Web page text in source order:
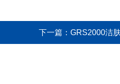
下一篇： GRS2000洁